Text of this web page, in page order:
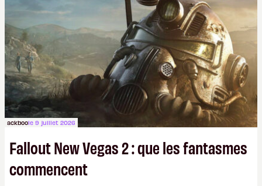
ackboole 9 juillet 2026
Fallout New Vegas 2 : que les fantasmes
commencent